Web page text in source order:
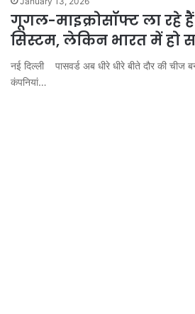
गूगल-माइक्रोसॉफ्ट ला रहे
सिस्टम, लेकिन भारत में हो
नई दिल्ली पासवर्ड अब धीरे धीरे बीते दौर की चीज
कंपनियां…